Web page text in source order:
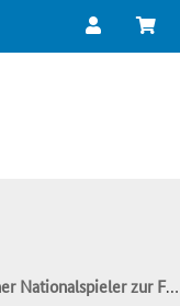
zur Fussball-WM 2018